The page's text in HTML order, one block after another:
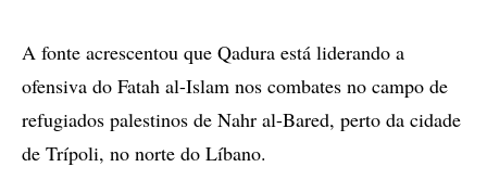
A fonte acrescentou que Qadura está liderando a
ofensiva do Fatah al-Islam nos combates no campo de
refugiados palestinos de Nahr al-Bared, perto da cidade
de Trípoli, no norte do Líbano.